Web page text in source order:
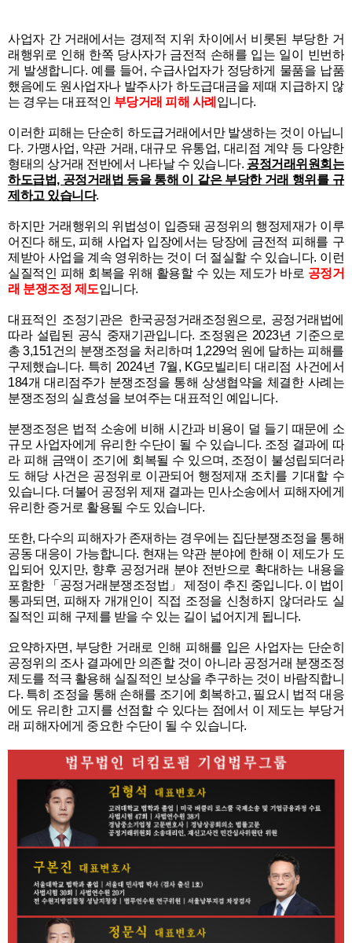
사업자 간 거래에서는 경제적 지위 차이에서 비롯된 부당한 거
래행위로 인해 한쪽 당사자가 금전적 손해를 입는 일이 빈번하
게 발생합니다. 예를 들어, 수급사업자가 정당하게 물품을 납품
했음에도 원사업자나 발주사가 하도급대금을 제때 지급하지 않
는 경우는 대표적인 부당거래 피해 사례 입니다.
이러한 피해는 단순히 하도급거래에서만 발생하는 것이 아닙니
다. 가맹사업, 약관 거래, 대규모 유통업, 대리점 계약 등 다양한
형태의 상거래 전반에서 나타날 수 있습니다. 공정거래위원회는
하도급법, 공정거래법 등을 통해 이 같은 부당한 거래 행위를 규
제하고 있습니다.
하지만 거래행위의 위법성이 입증돼 공정위의 행정제재가 이루
어진다 해도, 피해 사업자 입장에서는 당장에 금전적 피해를 구
제받아 사업을 계속 영위하는 것이 더 절실할 수 있습니다. 이런
실질적인 피해 회복을 위해 활용할 수 있는 제도가 바로 공정거
래 분쟁조정 제도입니다.
대표적인 조정기관은 한국공정거래조정원으로, 공정거래법에
따라 설립된 공식 중재기관입니다. 조정원은 2023년 기준으로
총 3,151건의 분쟁조정을 처리하며 1,229억 원에 달하는 피해를
구제했습니다. 특히 2024년 7월, KG모빌리티 대리점 사건에서
184개 대리점주가 분쟁조정을 통해 상생협약을 체결한 사례는
분쟁조정의 실효성을 보여주는 대표적인 예입니다.
분쟁조정은 법적 소송에 비해 시간과 비용이 덜 들기 때문에 소
규모 사업자에게 유리한 수단이 될 수 있습니다. 조정 결과에 따
라 피해 금액이 조기에 회복될 수 있으며, 조정이 불성립되더라
도 해당 사건은 공정위로 이관되어 행정제재 조치를 기대할 수
있습니다. 더불어 공정위 제재 결과는 민사소송에서 피해자에게
유리한 증거로 활용될 수도 있습니다.
또한, 다수의 피해자가 존재하는 경우에는 집단분쟁조정을 통해
공동 대응이 가능합니다. 현재는 약관 분야에 한해 이 제도가 도
입되어 있지만, 향후 공정거래 분야 전반으로 확대하는 내용을
포함한 「공정거래분쟁조정법」 제정이 추진 중입니다. 이 법이
통과되면, 피해자 개개인이 직접 조정을 신청하지 않더라도 실
질적인 피해 구제를 받을 수 있는 길이 넓어지게 됩니다.
요약하자면, 부당한 거래로 인해 피해를 입은 사업자는 단순히
공정위의 조사 결과에만 의존할 것이 아니라 공정거래 분쟁조정
제도를 적극 활용해 실질적인 보상을 추구하는 것이 바람직합니
다. 특히 조정을 통해 손해를 조기에 회복하고, 필요시 법적 대응
에도 유리한 고지를 선점할 수 있다는 점에서 이 제도는 부당거
래 피해자에게 중요한 수단이 될 수 있습니다.